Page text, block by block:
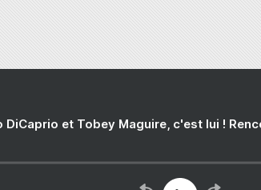
DiCaprio et Tobey Maguire, c'est lui !